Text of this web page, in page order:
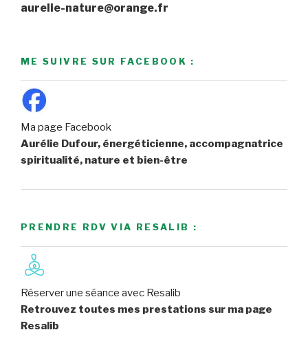
aurelie-nature@orange.fr
ME SUIVRE SUR FACEBOOK :
Ma page Facebook
Aurélie Dufour, énergéticienne, accompagnatrice
spiritualité, nature et bien-être
PRENDRE RDV VIA RESALIB :
Réserver une séance avec Resalib
Retrouvez toutes mes prestations sur ma page
Resalib